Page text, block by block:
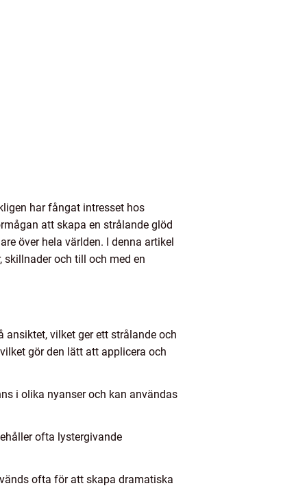
har fångat intresset hos
att skapa en strålande glöd
över hela världen. I denna artikel
och till och med en
vilket ger ett strålande och
gör den lätt att applicera och
i olika nyanser och kan användas
ofta lystergivande
ofta för att skapa dramatiska